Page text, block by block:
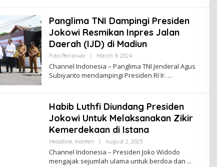
A
N
E
I
N
O
N
E
S
A
Panglima TNI Dampingi Presiden
Jokowi Resmikan Inpres Jalan
Daerah (IJD) di Madiun
Foto Peristiwa March 9, 2024B
C
H
E
L
I
N
D
O
E
S
Channel Indonesia – Panglima TNI Jenderal Agus
Subiyanto mendampingi Presiden RI Ir.
Habib Luthfi Diundang Presiden
Jokowi Untuk Melaksanakan Zikir
Kemerdekaan di Istana
Headline, Konten August 2, 2023B
Y
A
N
Channel Indonesia – Presiden Joko Widodo
mengajak sejumlah ulama untuk berdoa dan